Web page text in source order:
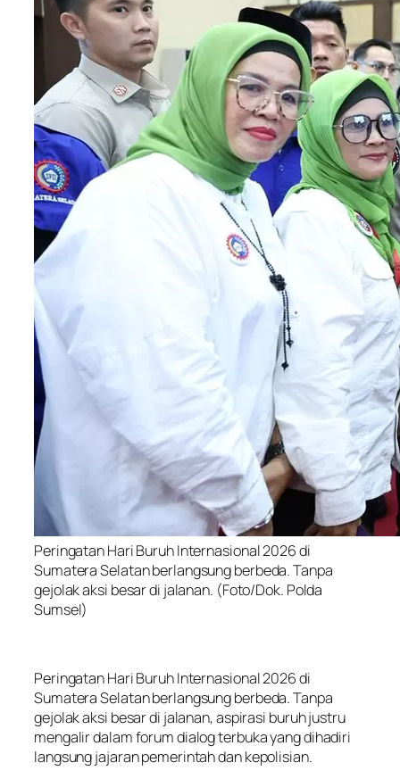
Peringatan Hari Buruh Internasional 2026 di
Sumatera Selatan berlangsung berbeda. Tanpa
gejolak aksi besar di jalanan. (Foto/Dok. Polda
Sumsel)
Peringatan Hari Buruh Internasional 2026 di
Sumatera Selatan berlangsung berbeda. Tanpa
gejolak aksi besar di jalanan, aspirasi buruh justru
mengalir dalam forum dialog terbuka yang dihadiri
langsung jajaran pemerintah dan kepolisian.